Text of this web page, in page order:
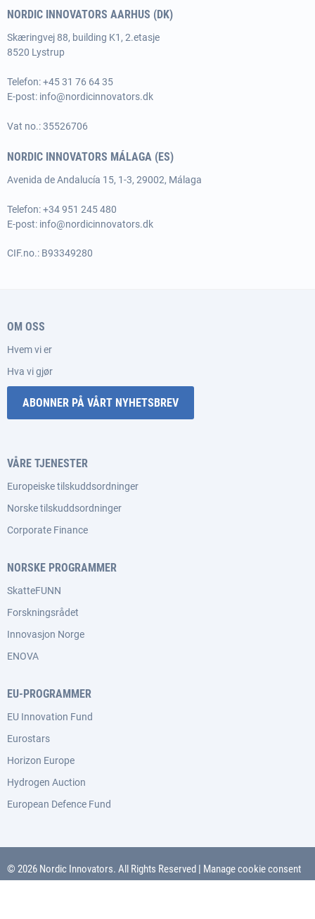
NORDIC INNOVATORS AARHUS (DK)
Skæringvej 88, building K1, 2.etasje
8520 Lystrup
Telefon:+45 31 76 64 35
E-post: info@nordicinnovators.dk
Vat no.: 35526706
NORDIC INNOVATORS MÁLAGA (ES)
Avenida de Andalucía 15, 1-3, 29002, Málaga
Telefon: +34 951 245 480
E-post: info@nordicinnovators.dk
CIF.no.: B93349280
OM OSS
Hvem vi er
Hva vi gjør
ABONNER PÅ VÅRT NYHETSBREV
VÅRE TJENESTER
Europeiske tilskuddsordninger
Norske tilskuddsordninger
Corporate Finance
NORSKE PROGRAMMER
SkatteFUNN
Forskningsrådet
Innovasjon Norge
ENOVA
EU-PROGRAMMER
EU Innovation Fund
Eurostars
Horizon Europe
Hydrogen Auction
European Defence Fund
© 2026 Nordic Innovators. All Rights Reserved | Manage cookie consent